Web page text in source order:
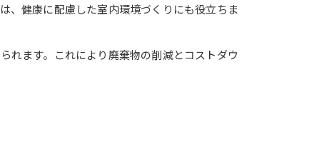
、健康に配慮した室内環境づくりにも役立ちま
れます。これにより廃棄物の削減とコストダウ